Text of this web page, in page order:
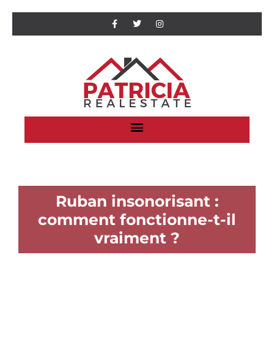
Ruban insonorisant :
comment fonctionne-t-il
vraiment ?